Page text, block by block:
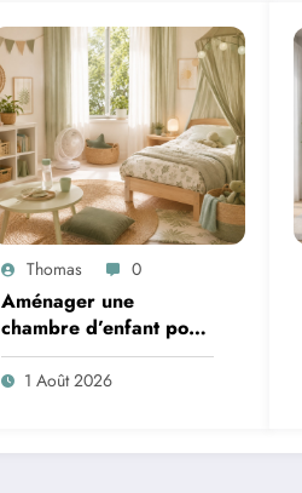
Thomas 0
Aménager une
chambre d’enfant pour
l’été : sécurité, literie et
ventilation
1 Août 2026